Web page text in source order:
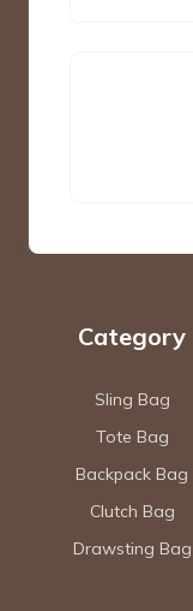
Category
Sling Bag
Tote Bag
Backpack Bag
Clutch Bag
Drawsting Bag